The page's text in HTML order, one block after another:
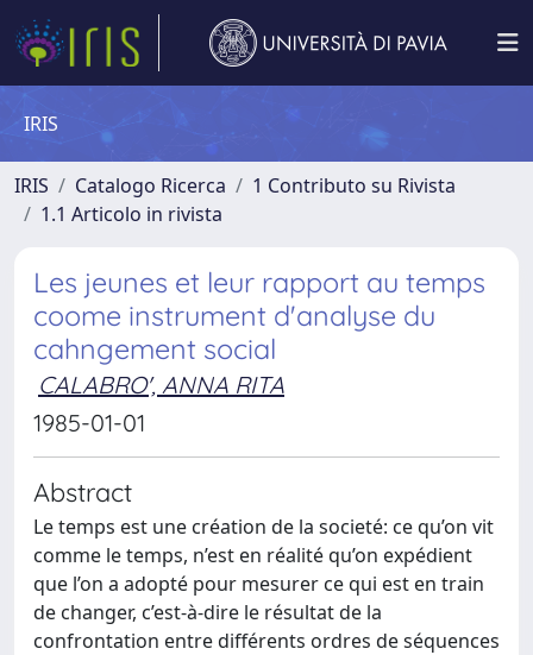
IRIS
IRIS Catalogo Ricerca
1 Contributo su Rivista
1.1 Articolo in rivista
Les jeunes et leur rapport au temps
coome instrument d'analyse du
cahngement social
CALABRO', ANNA RITA
1985-01-01
Abstract
Le temps est une création de la societé: ce qu’on vit
comme le temps, n’est en réalité qu’on expédient
que l’on a adopté pour mesurer ce qui est en train
de changer, c’est-à-dire le résultat de la
confrontation entre différents ordres de séquences